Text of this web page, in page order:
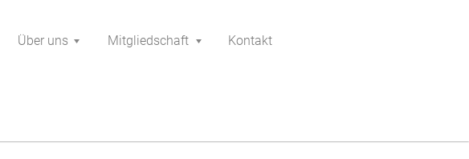
Über uns Mitgliedschaft Kontakt